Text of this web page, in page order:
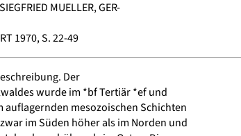
MUELLER, GER-
1970, S. 22-49
Der
wurde im *bf Tertiär *ef und
mesozoischen Schichten
im Süden höher als im Norden und